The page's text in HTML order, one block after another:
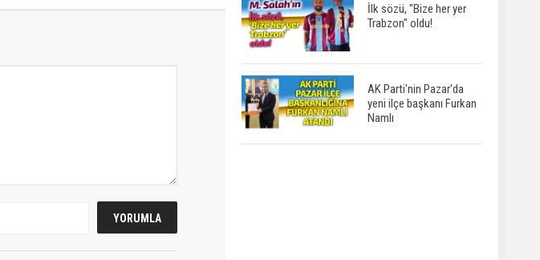
İlk sözü, "Bize her yer
Trabzon" oldu!
AK Parti'nin Pazar'da
yeni ilçe başkanı Furkan
Namlı